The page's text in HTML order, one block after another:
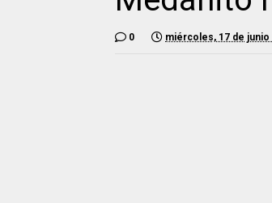
0 miércoles, 17 de junio